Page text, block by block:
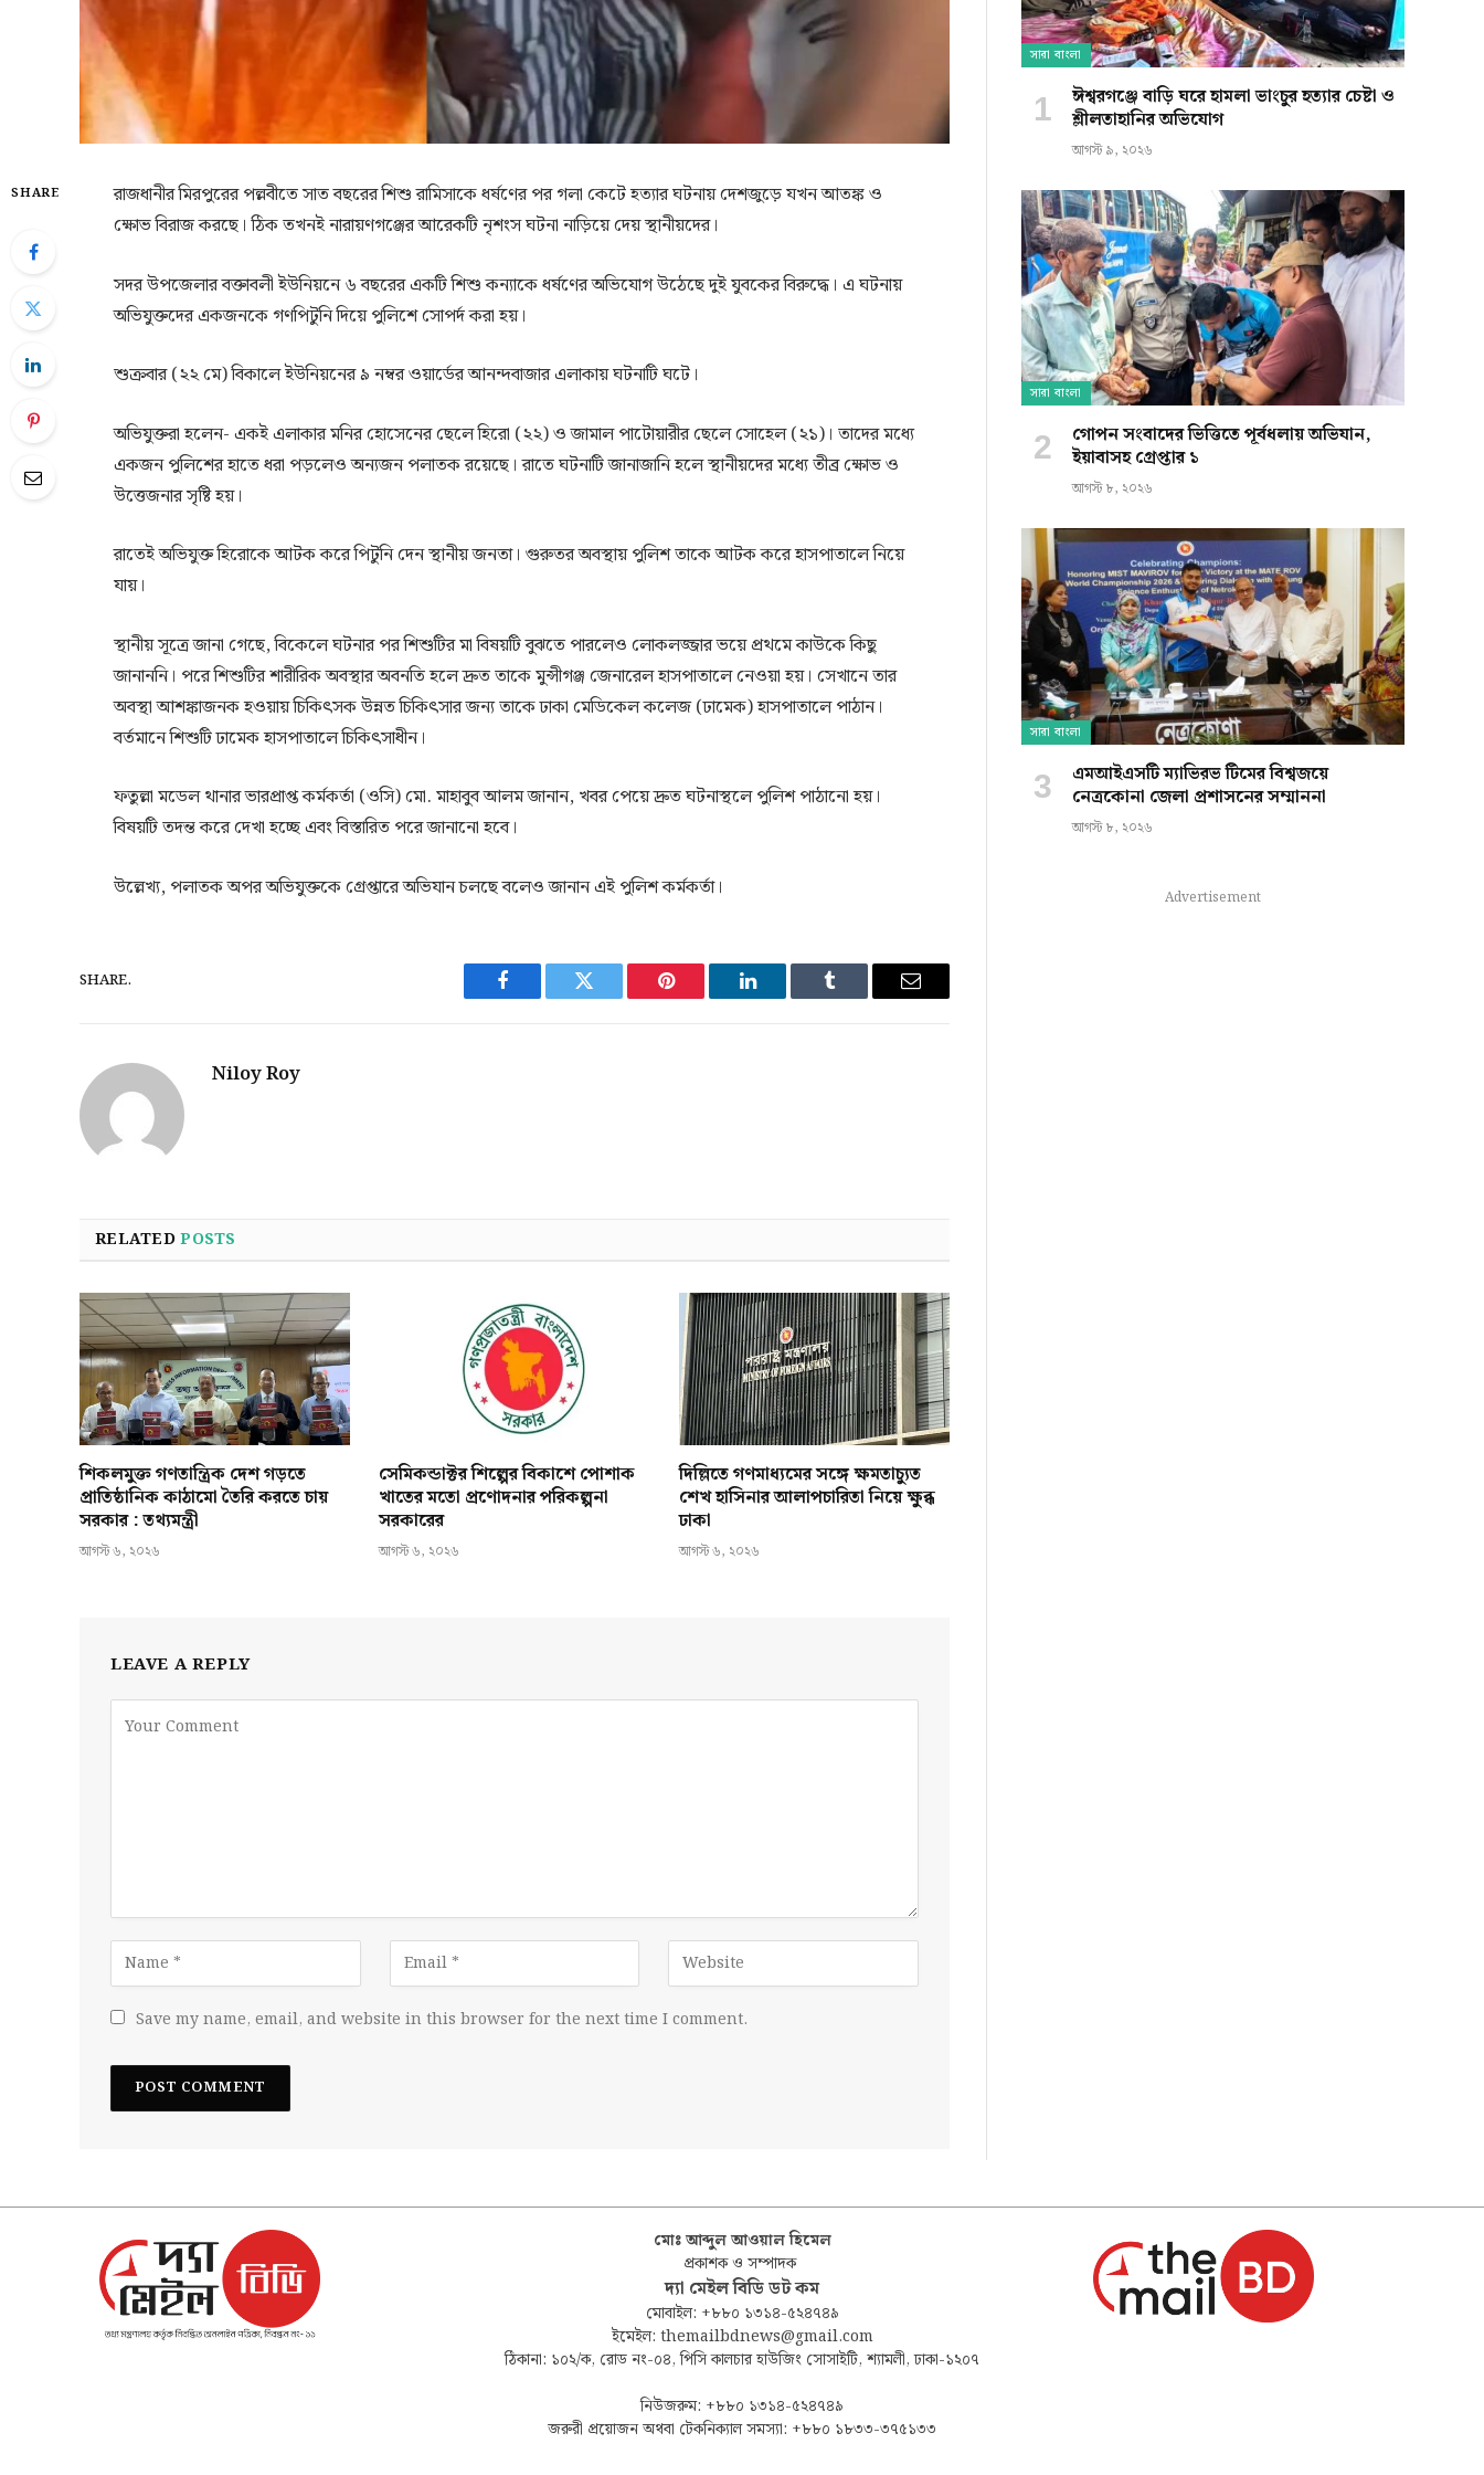
SHARE
রাজধানীর মিরপুরের পল্লবীতে সাত বছরের শিশু রামিসাকে ধর্ষণের পর গলা কেটে হত্যার ঘটনায় দেশজুড়ে যখন আতঙ্ক ও
ক্ষোভ বিরাজ করছে। ঠিক তখনই নারায়ণগঞ্জের আরেকটি নৃশংস ঘটনা নাড়িয়ে দেয় স্থানীয়দের।
সদর উপজেলার বক্তাবলী ইউনিয়নে ৬ বছরের একটি শিশু কন্যাকে ধর্ষণের অভিযোগ উঠেছে দুই যুবকের বিরুদ্ধে। এ ঘটনায়
অভিযুক্তদের একজনকে গণপিটুনি দিয়ে পুলিশে সোপর্দ করা হয়।
শুক্রবার (২২ মে) বিকালে ইউনিয়নের ৯ নম্বর ওয়ার্ডের আনন্দবাজার এলাকায় ঘটনাটি ঘটে।
অভিযুক্তরা হলেন- একই এলাকার মনির হোসেনের ছেলে হিরো (২২) ও জামাল পাটোয়ারীর ছেলে সোহেল (২১)। তাদের মধ্যে
একজন পুলিশের হাতে ধরা পড়লেও অন্যজন পলাতক রয়েছে। রাতে ঘটনাটি জানাজানি হলে স্থানীয়দের মধ্যে তীব্র ক্ষোভ ও
উত্তেজনার সৃষ্টি হয়।
রাতেই অভিযুক্ত হিরোকে আটক করে পিটুনি দেন স্থানীয় জনতা। গুরুতর অবস্থায় পুলিশ তাকে আটক করে হাসপাতালে নিয়ে
যায়।
স্থানীয় সূত্রে জানা গেছে, বিকেলে ঘটনার পর শিশুটির মা বিষয়টি বুঝতে পারলেও লোকলজ্জার ভয়ে প্রথমে কাউকে কিছু
জানাননি। পরে শিশুটির শারীরিক অবস্থার অবনতি হলে দ্রুত তাকে মুন্সীগঞ্জ জেনারেল হাসপাতালে নেওয়া হয়। সেখানে তার
অবস্থা আশঙ্কাজনক হওয়ায় চিকিৎসক উন্নত চিকিৎসার জন্য তাকে ঢাকা মেডিকেল কলেজ (ঢামেক) হাসপাতালে পাঠান।
বর্তমানে শিশুটি ঢামেক হাসপাতালে চিকিৎসাধীন।
ফতুল্লা মডেল থানার ভারপ্রাপ্ত কর্মকর্তা (ওসি) মো. মাহাবুব আলম জানান, খবর পেয়ে দ্রুত ঘটনাস্থলে পুলিশ পাঠানো হয়।
বিষয়টি তদন্ত করে দেখা হচ্ছে এবং বিস্তারিত পরে জানানো হবে।
উল্লেখ্য, পলাতক অপর অভিযুক্তকে গ্রেপ্তারে অভিযান চলছে বলেও জানান এই পুলিশ কর্মকর্তা।
SHARE.
Facebook Twitter Pinterest LinkedIn Tumblr Email
Niloy Roy
RELATEDPOSTS
শিকলমুক্ত গণতান্ত্রিক দেশ গড়তে
প্রাতিষ্ঠানিক কাঠামো তৈরি করতে চায়
সরকার : তথ্যমন্ত্রী
আগস্ট ৬, ২০২৬
সেমিকন্ডাক্টর শিল্পের বিকাশে পোশাক
খাতের মতো প্রণোদনার পরিকল্পনা
সরকারের
আগস্ট ৬, ২০২৬
দিল্লিতে গণমাধ্যমের সঙ্গে ক্ষমতাচ্যুত
শেখ হাসিনার আলাপচারিতা নিয়ে ক্ষুব্ধ
ঢাকা
আগস্ট ৬, ২০২৬
LEAVE A REPLY
Save my name, email, and website in this browser for the next time I comment.
সারা বাংলা
ঈশ্বরগঞ্জে বাড়ি ঘরে হামলা ভাংচুর হত্যার চেষ্টা ও
শ্লীলতাহানির অভিযোগ
আগস্ট ৯, ২০২৬
সারা বাংলা
গোপন সংবাদের ভিত্তিতে পূর্বধলায় অভিযান,
ইয়াবাসহ গ্রেপ্তার ১
আগস্ট ৮, ২০২৬
সারা বাংলা
এমআইএসটি ম্যাভিরভ টিমের বিশ্বজয়ে
নেত্রকোনা জেলা প্রশাসনের সম্মাননা
আগস্ট ৮, ২০২৬
Advertisement
মোঃ আব্দুল আওয়াল হিমেল
প্রকাশক ও সম্পাদক
দ্যা মেইল বিডি ডট কম
মোবাইল: +৮৮০ ১৩১৪-৫২৪৭৪৯
ইমেইল: themailbdnews@gmail.com
ঠিকানা: ১০২/ক, রোড নং-০৪, পিসি কালচার হাউজিং সোসাইটি, শ্যামলী, ঢাকা-১২০৭
নিউজরুম: +৮৮০ ১৩১৪-৫২৪৭৪৯
জরুরী প্রয়োজন অথবা টেকনিক্যাল সমস্যা: +৮৮০ ১৮৩৩-৩৭৫১৩৩